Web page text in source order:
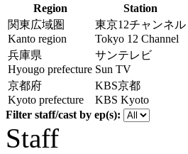
Region Station
関東広域圏
Kanto region
東京12チャンネル
Tokyo 12 Channel
兵庫県
Hyougo prefecture
サンテレビ
Sun TV
京都府
Kyoto prefecture
KBS京都
KBS Kyoto
Filter staff/cast by ep(s):
Staff